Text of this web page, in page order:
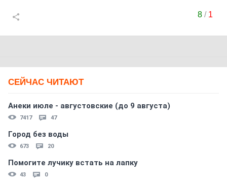
8/ 1
СЕЙЧАС ЧИТАЮТ
Анеки июле - августовские (до 9 августа)
7417 47
Город без воды
673 20
Помогите лучику встать на лапку
43 0